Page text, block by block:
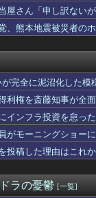
も可愛くダンスして
すぎワロタｗｗｗｗ
在京局よりレベルが
を叩きつけて炎上ｗ
が日本を完全に圧倒
後のメスガキ、変化
信号ｗｗｗｗｗｗｗ
。荷物持って「家ま
ムｗｗｗｗｗｗｗｗ
ナム人、安定の”在留
してるのはVPN使っ
「心から謝罪」 留
早く帰ってきてくれ
ーマン」最新作、上
屋さん「申し訳ない
、熊本地震被災者の
が完全に泥沼化した
利権を斎藤知事が全
インフラ投資を怠っ
がモーニングショー
投稿した理由はこれ
ラの憂鬱 [一覧]